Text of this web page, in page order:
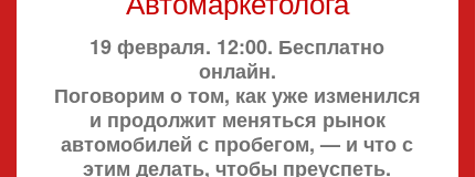
19 февраля. 12:00. Бесплатно
онлайн.
Поговорим о том, как уже изменился
и продолжит меняться рынок
автомобилей с пробегом, — и что с
этим делать, чтобы преуспеть.